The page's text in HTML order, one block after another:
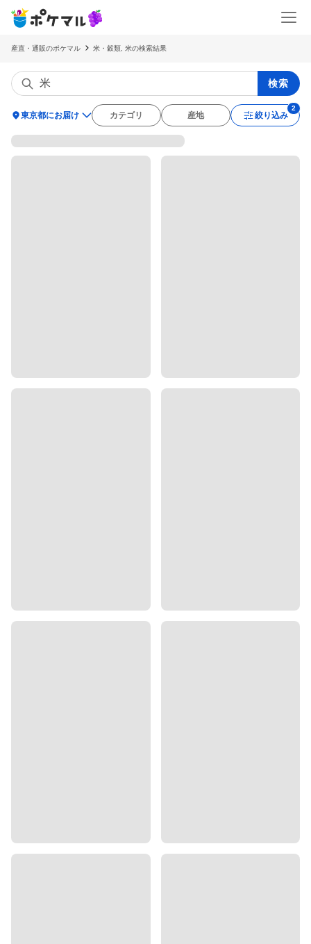
産直・通販のポケマル 米・穀類, 米の検索結果
検索
location_on東京都にお届け カテゴリ 産地 絞り込み